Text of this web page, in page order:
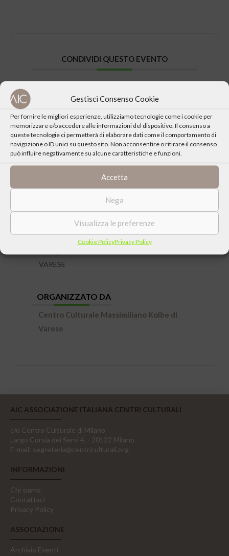
Gestisci Consenso Cookie
Per fornire le migliori esperienze, utilizziamo tecnologie come i cookie per
memorizzare e/o accedere alle informazioni del dispositivo. Il consenso a
queste tecnologie ci permetterà di elaborare dati come il comportamento di
navigazione o ID unici su questo sito. Non acconsentire o ritirare il consenso
può influire negativamente su alcune caratteristiche e funzioni.
Accetta
Nega
Visualizza le preferenze
Cookie PolicyPrivacy Policy
CONDIVIDI QUESTO EVENTO
DATA
Martedì 14 Giugno 2022 ore 21:00
LUOGO
VARESE
ORGANIZZATO DA
Centro Culturale Massimiliano Kolbe di
Varese
AIC ASSOCIAZIONE ITALIANA CENTRI CULTURALI
c/o Centro Culturale di Milano
Largo Corsia dei Servi 4, - 20122 Milano
E-mail: segreteria@centriculturali.org
INFORMAZIONI
Chi siamo
Contattaci
Privacy Policy
ASSOCIAZIONE
Archivio Eventi